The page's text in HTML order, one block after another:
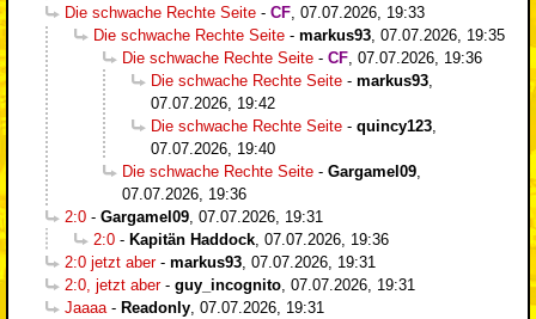
Die schwache Rechte Seite - CF 07.07.2026, 19:33
Die schwache Rechte Seite - markus93 07.07.2026, 19:35
Die schwache Rechte Seite - CF 07.07.2026, 19:36
Die schwache Rechte Seite - markus93
07.07.2026, 19:42
Die schwache Rechte Seite - quincy123
07.07.2026, 19:40
Die schwache Rechte Seite - Gargamel09
07.07.2026, 19:36
2:0 - Gargamel09 07.07.2026, 19:31
2:0 - Kapitän Haddock 07.07.2026, 19:36
2:0 jetzt aber- markus93 07.07.2026, 19:31
2:0, jetzt aber- guy_incognito 07.07.2026, 19:31
Jaaaa - Readonly 07.07.2026, 19:31